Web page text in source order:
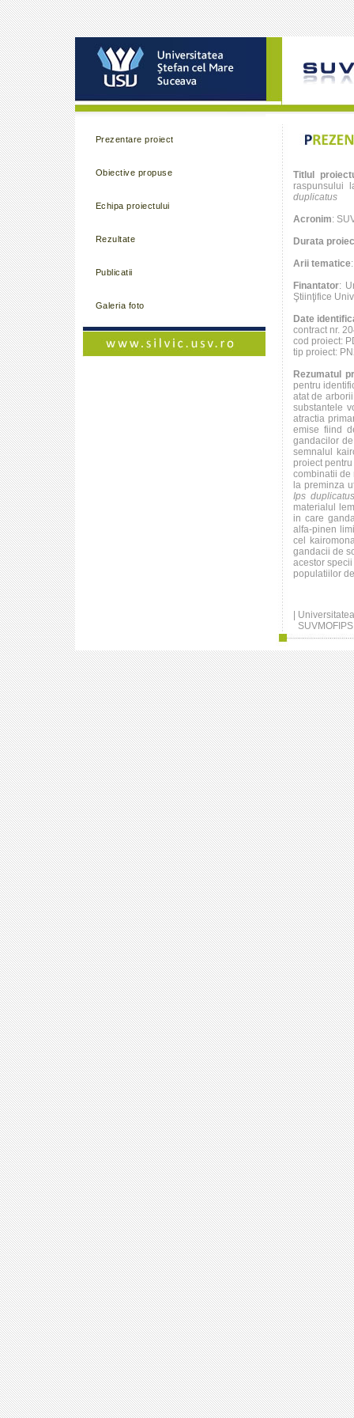
Prezentare proiect
Obiective propuse
Echipa proiectului
Rezultate
Publicatii
Galeria foto
Titlul
raspunsului
duplicatus
Acronim:
Durata
Arii tematice
Finantator:
Ştiinţifice
Date
contract nr.
cod proiect:
tip proiect:
Rezumatul
pentru
atat de
substantele
atractia
emise fiind
gandacilor
semnalul
proiect
combinatii de
la preminza
Ips duplicatus
materialul
in care
alfa-pinen
cel
gandacii de
acestor
populatiilor
|